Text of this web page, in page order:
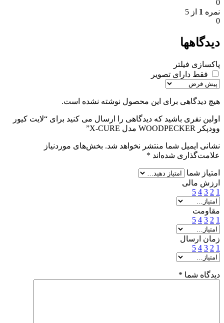
0
نمره 1 از 5
0
دیدگاهها
پاکسازی فیلتر
فقط دارای تصویر
هیچ دیدگاهی برای این محصول نوشته نشده است.
اولین نفری باشید که دیدگاهی را ارسال می کنید برای “لایت کیور
وودپکر WOODPECKER مدل X-CURE”
نشانی ایمیل شما منتشر نخواهد شد. بخش‌های موردنیاز
علامت‌گذاری شده‌اند *
امتیاز شما
ارزش مالی
1
2
3
4
5
مقاومت
1
2
3
4
5
زمان ارسال
1
2
3
4
5
دیدگاه شما *